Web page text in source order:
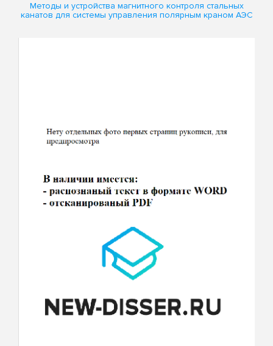
Методы и устройства магнитного контроля стальных
канатов для системы управления полярным краном АЭС